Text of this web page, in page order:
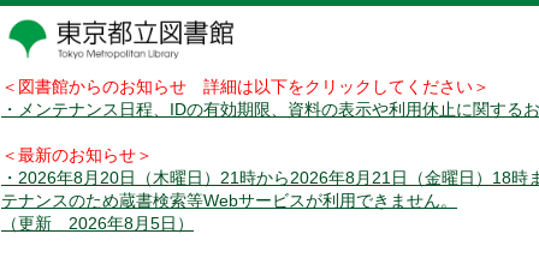
＜図書館からのお知らせ 詳細は以下をクリックしてください＞
・メンテナンス日程、IDの有効期限、資料の表示や利用休止に関する
＜最新のお知らせ＞
・2026年8月20日（木曜日）21時から2026年8月21日（金曜日）18時
テナンスのため蔵書検索等Webサービスが利用できません。
（更新 2026年8月5日）